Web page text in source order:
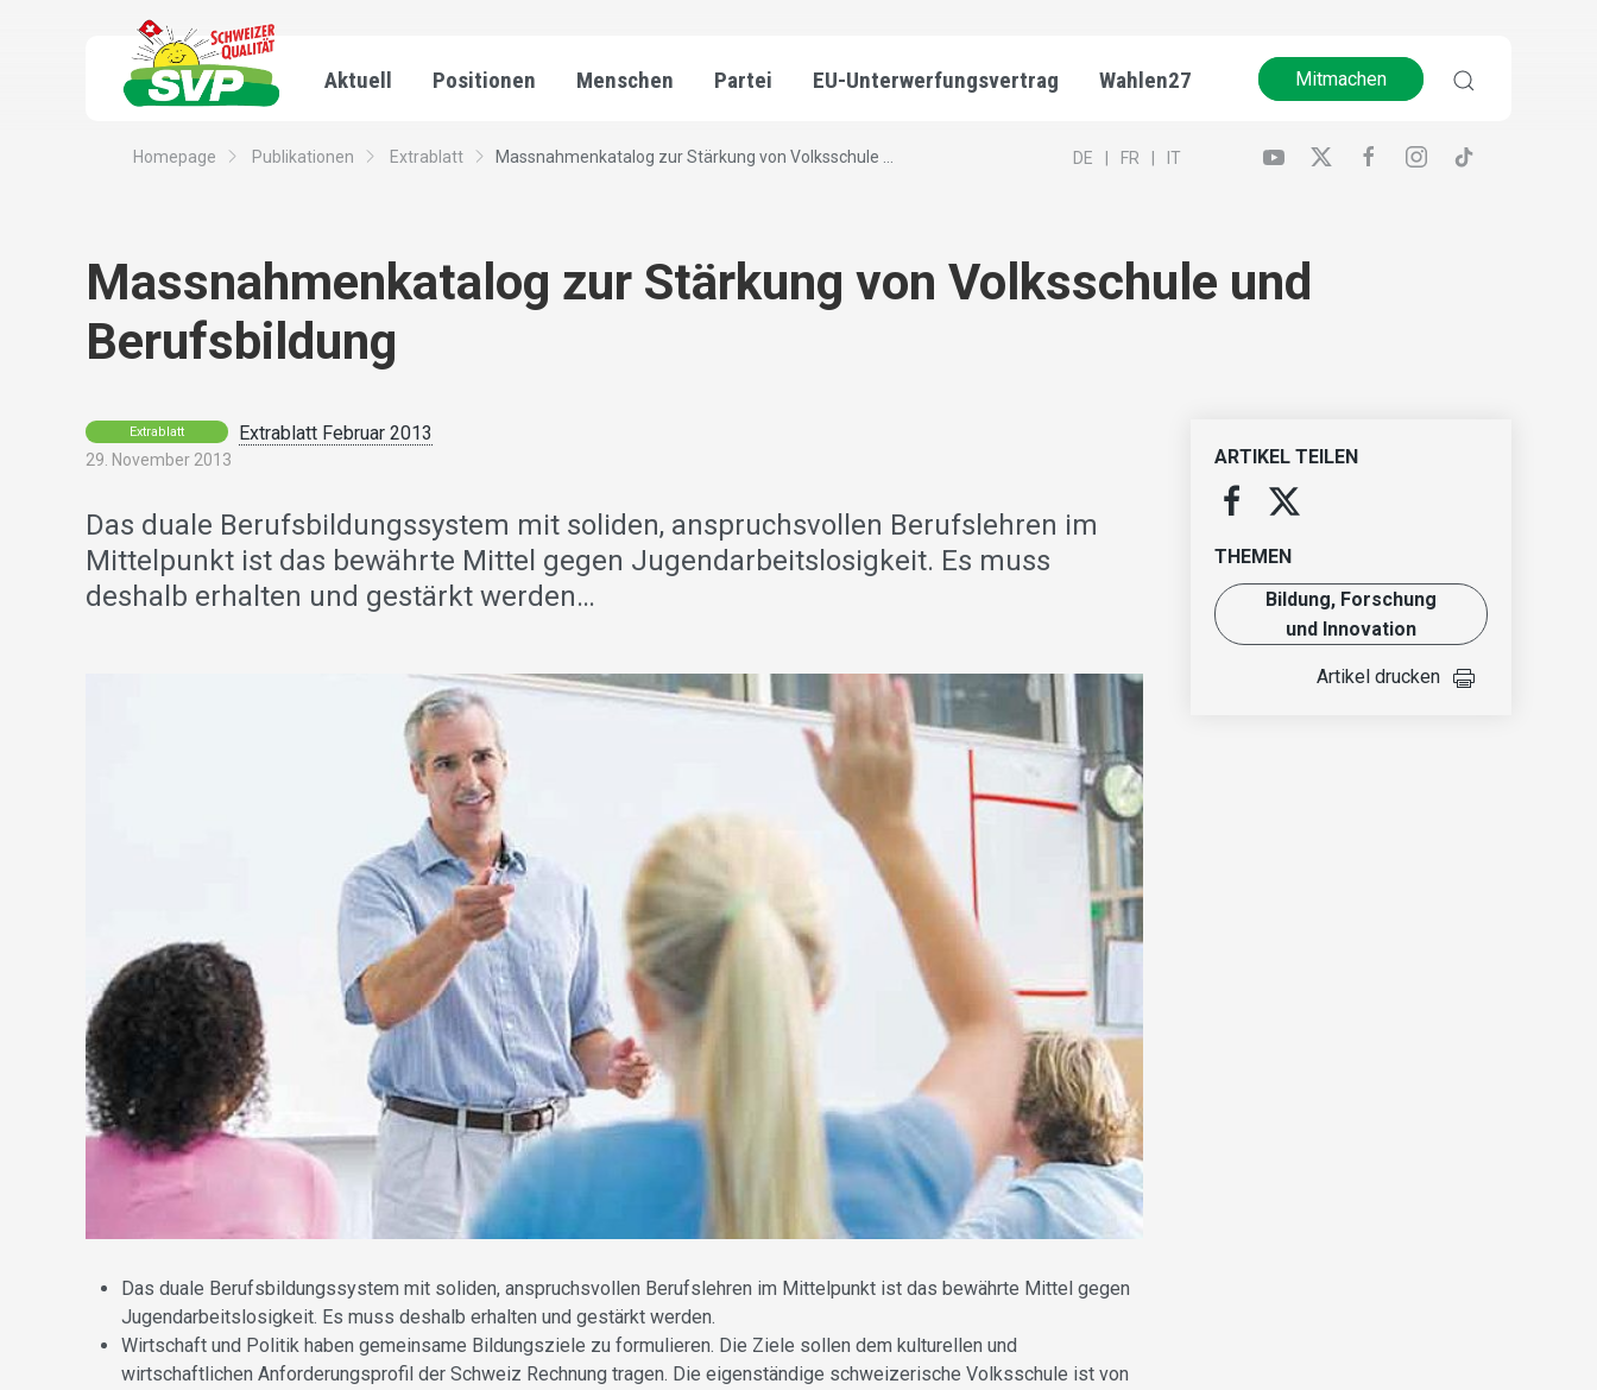
Aktuell Positionen Menschen Partei EU-Unterwerfungsvertrag Wahlen27 Mitmachen
Homepage Publikationen Extrablatt Massnahmenkatalog zur Stärkung von Volksschule ... DE FR IT
Massnahmenkatalog zur Stärkung von Volksschule und
Berufsbildung
Extrablatt Extrablatt Februar 2013
29. November 2013
Das duale Berufsbildungssystem mit soliden, anspruchsvollen Berufslehren im
Mittelpunkt ist das bewährte Mittel gegen Jugendarbeitslosigkeit. Es muss
deshalb erhalten und gestärkt werden…
Das duale Berufsbildungssystem mit soliden, anspruchsvollen Berufslehren im Mittelpunkt ist das bewährte Mittel gegen
Jugendarbeitslosigkeit. Es muss deshalb erhalten und gestärkt werden.
Wirtschaft und Politik haben gemeinsame Bildungsziele zu formulieren. Die Ziele sollen dem kulturellen und
wirtschaftlichen Anforderungsprofil der Schweiz Rechnung tragen. Die eigenständige schweizerische Volksschule ist von
ARTIKEL TEILEN
THEMEN
Bildung, Forschung
und Innovation
Artikel drucken